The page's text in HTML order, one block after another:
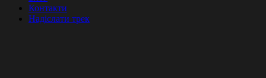
Контакти
Надіслати трек